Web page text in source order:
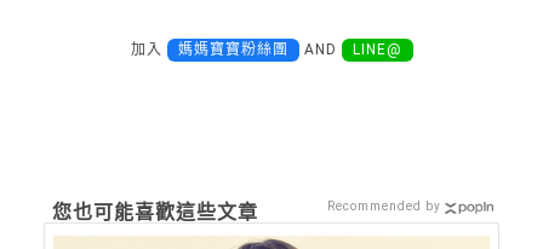
加入 媽媽寶寶粉絲團 AND LINE@
您也可能喜歡這些文章 Recommended by